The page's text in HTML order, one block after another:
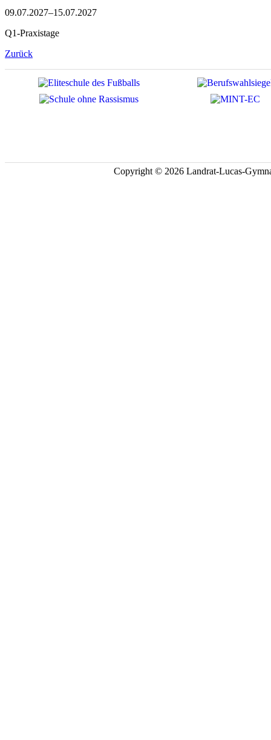
09.07.2027–15.07.2027
Q1-Praxistage
Zurück
Copyright © 2026 Landrat-Lucas-